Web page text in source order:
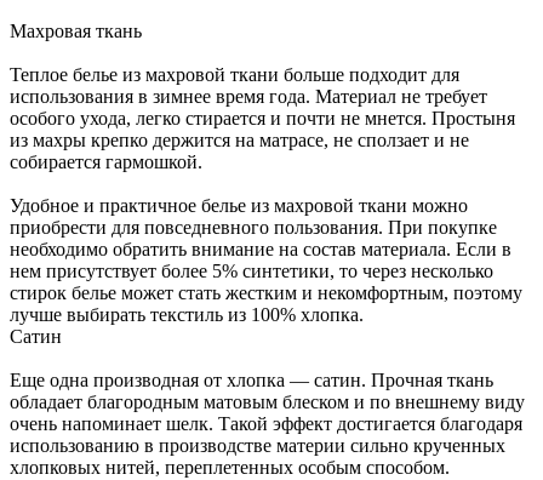
Махровая ткань
Теплое белье из махровой ткани больше подходит для
использования в зимнее время года. Материал не требует
особого ухода, легко стирается и почти не мнется. Простыня
из махры крепко держится на матрасе, не сползает и не
собирается гармошкой.
Удобное и практичное белье из махровой ткани можно
приобрести для повседневного пользования. При покупке
необходимо обратить внимание на состав материала. Если в
нем присутствует более 5% синтетики, то через несколько
стирок белье может стать жестким и некомфортным, поэтому
лучше выбирать текстиль из 100% хлопка.
Сатин
Еще одна производная от хлопка — сатин. Прочная ткань
обладает благородным матовым блеском и по внешнему виду
очень напоминает шелк. Такой эффект достигается благодаря
использованию в производстве материи сильно крученных
хлопковых нитей, переплетенных особым способом.